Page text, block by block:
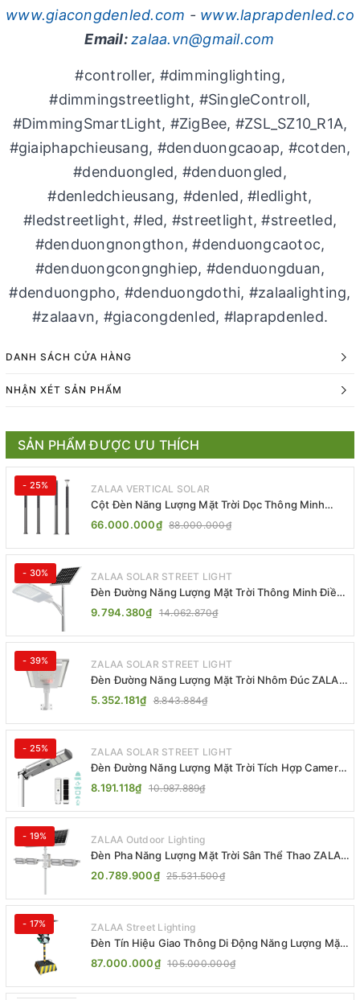
www.giacongdenled.com -
Email:zalaa.vn@gmail.com
#controller, #dimminglighting,
#dimmingstreetlight, #SingleControll,
#DimmingSmartLight, #ZigBee, #ZSL_SZ10_R1A,
#giaiphapchieusang, #denduongcaoap, #cotden,
#denduongled, #denduongled,
#denledchieusang, #denled, #ledlight,
#ledstreetlight, #led, #streetlight, #streetled,
#denduongnongthon, #denduongcaotoc,
#denduongcongnghiep, #denduongduan,
#denduongpho, #denduongdothi, #zalaalighting,
#zalaavn, #giacongdenled, #laprapdenled.
DANH SÁCH CỬA HÀNG
NHẬN XÉT SẢN PHẨM
SẢN PHẨM ĐƯỢC ƯU THÍCH
- 25% ZALAA VERTICAL SOLAR
Cột Đèn Năng Lượng Mặt Trời Dọc Thông Minh
ZSR-YYDS-360 | ZALAA Jsc
66.000.000₫ 88.000.000₫
- 30% ZALAA SOLAR STREET LIGHT
Đèn Đường Năng Lượng Mặt Trời Thông Minh Điều
Khiển MPPT ZL-GMX01 ZALAA
9.794.380₫ 14.062.870₫
- 39% ZALAA SOLAR STREET LIGHT
Đèn Đường Năng Lượng Mặt Trời Nhôm Đúc ZALAA
ZL-BWH Cao Cấp IP65
5.352.181₫ 8.843.884₫
- 25% ZALAA SOLAR STREET LIGHT
Đèn Đường Năng Lượng Mặt Trời Tích Hợp Camera
ZALAA ZL-BJ04-CCTV (80W, IP65)
8.191.118₫ 10.987.889₫
- 19% ZALAA Outdoor Lighting
Đèn Pha Năng Lượng Mặt Trời Sân Thể Thao ZALAA
Jsc Chống Nước IP65 Cao Cấp
20.789.900₫ 25.531.500₫
- 17% ZALAA Street Lighting
Đèn Tín Hiệu Giao Thông Di Động Năng Lượng Mặt
Trời ZALAA ZL-300A-D
87.000.000₫ 105.000.000₫